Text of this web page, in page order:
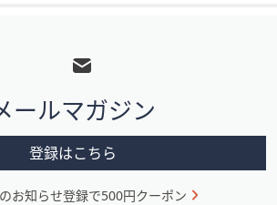
ールマガジン
登録はこちら
お知らせ登録で500円クーポン